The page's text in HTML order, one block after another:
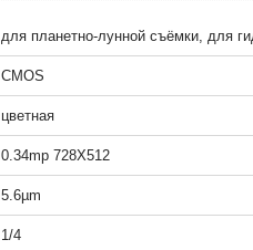
для планетно-лунной съёмки, для
CMOS
цветная
0.34mp 728X512
5.6µm
1/4
Камера
10626 грн.